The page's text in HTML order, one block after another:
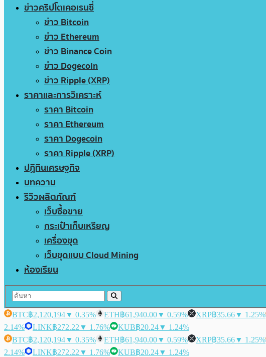
ข่าวคริปโตเคอเรนซี่
ข่าว Bitcoin
ข่าว Ethereum
ข่าว Binance Coin
ข่าว Dogecoin
ข่าว Ripple (XRP)
ราคาและการวิเคราะห์
ราคา Bitcoin
ราคา Ethereum
ราคา Dogecoin
ราคา Ripple (XRP)
ปฏิทินเศรษฐกิจ
บทความ
รีวิวผลิตภัณฑ์
เว็บซื้อขาย
กระเป๋าเก็บเหรียญ
เครื่องขุด
เว็บขุดแบบ Cloud Mining
ห้องเรียน
BTC฿2,120,194▼ 0.35% ETH฿61,940.00▼ 0.59% XRP฿35.66▼ 1.25%
2.14%
LINK฿272.22 ▼ 1.76% KUB฿20.24▼ 1.24%
BTC฿2,120,194▼ 0.35% ETH฿61,940.00▼ 0.59% XRP฿35.66▼ 1.25%
2.14%
LINK฿272.22 ▼ 1.76% KUB฿20.24▼ 1.24%